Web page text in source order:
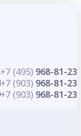
+7 (495) 968-81-23
+7 (903) 968-81-23
+7 (903) 968-81-23